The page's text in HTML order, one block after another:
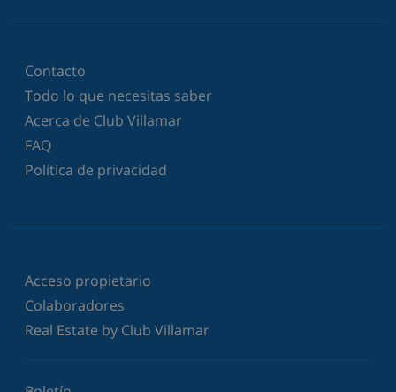
Contacto
Todo lo que necesitas saber
Acerca de Club Villamar
FAQ
Política de privacidad
Acceso propietario
Colaboradores
Real Estate by Club Villamar